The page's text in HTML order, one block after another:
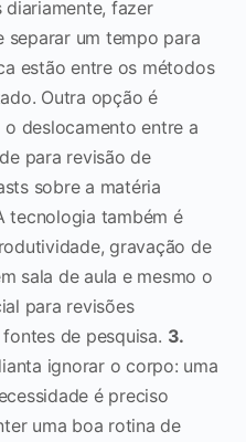
diariamente, fazer
separar um tempo para
estão entre os métodos
Outra opção é
deslocamento entre a
para revisão de
sobre a matéria
tecnologia também é
gravação de
sala de aula e mesmo o
para revisões
de pesquisa. 3.
ignorar o corpo: uma
é preciso
uma boa rotina de